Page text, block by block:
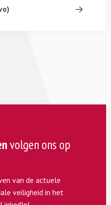
gedrag tegengaat:
volgen ons op
van de actuele
veiligheid in het